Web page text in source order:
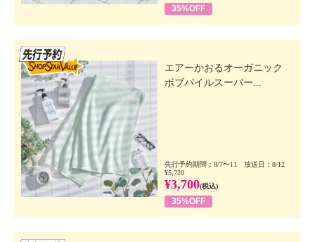
35%OFF
エアーかおるオーガニック
ボブパイルスーパー...
先行予約期間：8/7〜11 放送日：8/12
¥5,720
¥3,700(税込)
35%OFF